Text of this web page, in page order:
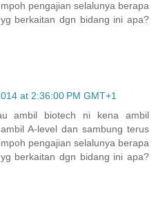
pengajian selalunya berapa
berkaitan dgn bidang ini apa?
at 2:36:00 PM GMT+1
ambil biotech ni kena ambil
A-level dan sambung terus
pengajian selalunya berapa
berkaitan dgn bidang ini apa?